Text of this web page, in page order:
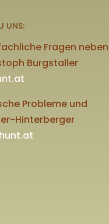
UNS:
Fragen neben
Burgstaller
Probleme und
Hinterberger